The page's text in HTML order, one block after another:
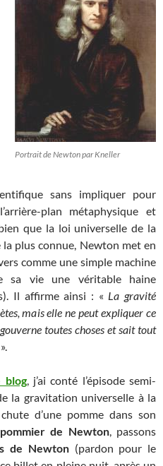
Portrait de Newton par Kneller
sans impliquer pour
plan métaphysique et
que la loi universelle de la
plus connue, Newton met en
comme une simple machine
vie une véritable haine
Il affirme ainsi : « La gravité
mais elle ne peut expliquer ce
toutes choses et sait tout
».
blog, j’ai conté l’épisode semi-
la gravitation universelle à la
d’une pomme dans son
pommier de Newton, passons
de Newton(pardon pour le